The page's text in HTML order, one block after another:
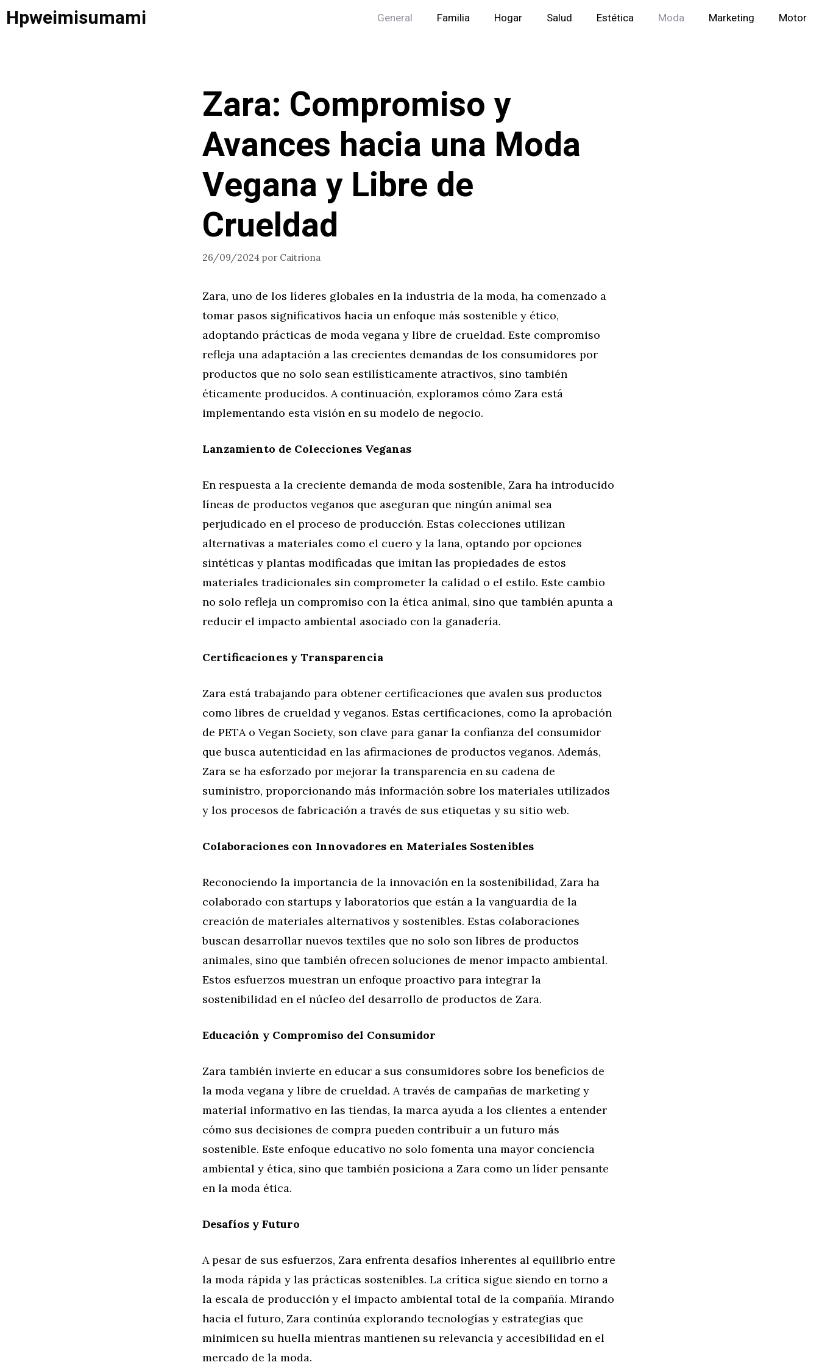
Saltar
alHpweimisumami General Familia Hogar Salud Estética Moda Marketing Motor
Zara: Compromiso y
Avances hacia una Moda
Vegana y Libre de
Crueldad
26/09/2024 por Caitriona
Zara, uno de los líderes globales en la industria de la moda, ha comenzado a
tomar pasos significativos hacia un enfoque más sostenible y ético,
adoptando prácticas de moda vegana y libre de crueldad. Este compromiso
refleja una adaptación a las crecientes demandas de los consumidores por
productos que no solo sean estilísticamente atractivos, sino también
éticamente producidos. A continuación, exploramos cómo Zara está
implementando esta visión en su modelo de negocio.
Lanzamiento de Colecciones Veganas
En respuesta a la creciente demanda de moda sostenible, Zara ha introducido
líneas de productos veganos que aseguran que ningún animal sea
perjudicado en el proceso de producción. Estas colecciones utilizan
alternativas a materiales como el cuero y la lana, optando por opciones
sintéticas y plantas modificadas que imitan las propiedades de estos
materiales tradicionales sin comprometer la calidad o el estilo. Este cambio
no solo refleja un compromiso con la ética animal, sino que también apunta a
reducir el impacto ambiental asociado con la ganadería.
Certificaciones y Transparencia
Zara está trabajando para obtener certificaciones que avalen sus productos
como libres de crueldad y veganos. Estas certificaciones, como la aprobación
de PETA o Vegan Society, son clave para ganar la confianza del consumidor
que busca autenticidad en las afirmaciones de productos veganos. Además,
Zara se ha esforzado por mejorar la transparencia en su cadena de
suministro, proporcionando más información sobre los materiales utilizados
y los procesos de fabricación a través de sus etiquetas y su sitio web.
Colaboraciones con Innovadores en Materiales Sostenibles
Reconociendo la importancia de la innovación en la sostenibilidad, Zara ha
colaborado con startups y laboratorios que están a la vanguardia de la
creación de materiales alternativos y sostenibles. Estas colaboraciones
buscan desarrollar nuevos textiles que no solo son libres de productos
animales, sino que también ofrecen soluciones de menor impacto ambiental.
Estos esfuerzos muestran un enfoque proactivo para integrar la
sostenibilidad en el núcleo del desarrollo de productos de Zara.
Educación y Compromiso del Consumidor
Zara también invierte en educar a sus consumidores sobre los beneficios de
la moda vegana y libre de crueldad. A través de campañas de marketing y
material informativo en las tiendas, la marca ayuda a los clientes a entender
cómo sus decisiones de compra pueden contribuir a un futuro más
sostenible. Este enfoque educativo no solo fomenta una mayor conciencia
ambiental y ética, sino que también posiciona a Zara como un líder pensante
en la moda ética.
Desafíos y Futuro
A pesar de sus esfuerzos, Zara enfrenta desafíos inherentes al equilibrio entre
la moda rápida y las prácticas sostenibles. La crítica sigue siendo en torno a
la escala de producción y el impacto ambiental total de la compañía. Mirando
hacia el futuro, Zara continúa explorando tecnologías y estrategias que
minimicen su huella mientras mantienen su relevancia y accesibilidad en el
mercado de la moda.